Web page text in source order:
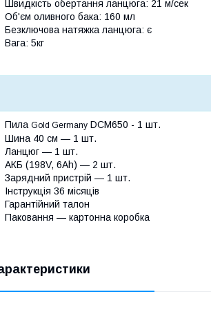
Швидкість обертання ланцюга: 21 м/сек
Об'єм оливного бака: 160 мл
Безключова натяжка ланцюга: є
Вага: 5кг
Пила Gold Germany DCM650 - 1 шт.
Шина 40 см — 1 шт.
Ланцюг — 1 шт.
АКБ (198V, 6Ah) — 2 шт.
Зарядний пристрій — 1 шт.
Інструкція 36 місяців
Гарантійний талон
Паковання — картонна коробка